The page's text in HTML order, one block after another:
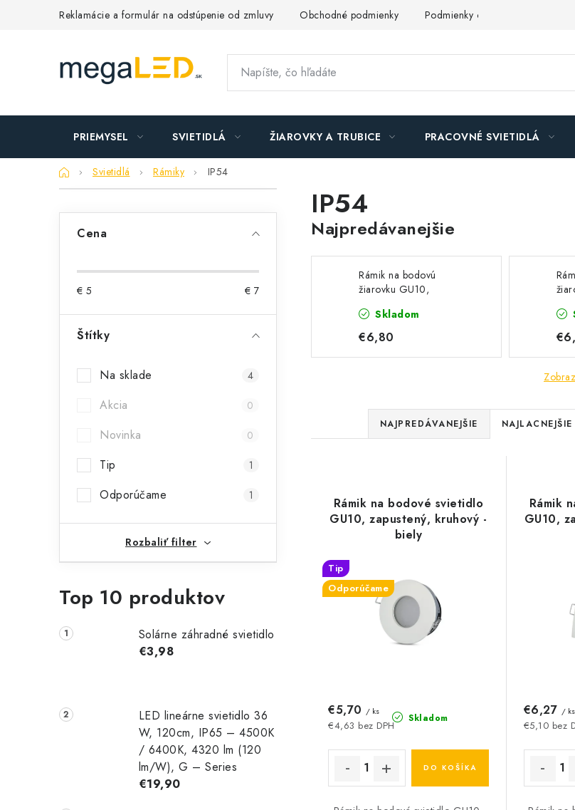
Reklamácie a formulár na odstúpenie od zmluvy Obchodné podmienky Podmienky ochrany osobných
PRIEMYSEL SVIETIDLÁ ŽIAROVKY A TRUBICE PRACOVNÉ SVIETIDLÁ
DomovSvietidlá Rámiky IP54
B
ý
Cena
€ 5 € 7
Štítky
Na sklade 4
Akcia 0
Novinka 0
Tip 1
Odporúčame 1
Rozbaliť filter
Top 10 produktov
Solárne záhradné svietidlo
€3,98
LED lineárne svietidlo 36
W, 120cm, IP65 – 4500K
/ 6400K, 4320 lm (120
lm/W), G – Series
€19,90
IP54
Najpredávanejšie
Rámik na bodovú
žiarovku GU10,
saténový nikel
Skladom
€6,80
R
a
e
n
e
p
u
k
t
o
NAJPREDÁVANEJŠIE NAJLACNEJŠIE
p
Rámik na bodové svietidlo
GU10, zapustený, kruhový -
biely
Tip
Odporúčame
Skladom
€4,63 bez DPH
€5,70 / ks
DO KOŠÍKA
Rámik
GU10,
€5,10 bez
€6,27 / ks